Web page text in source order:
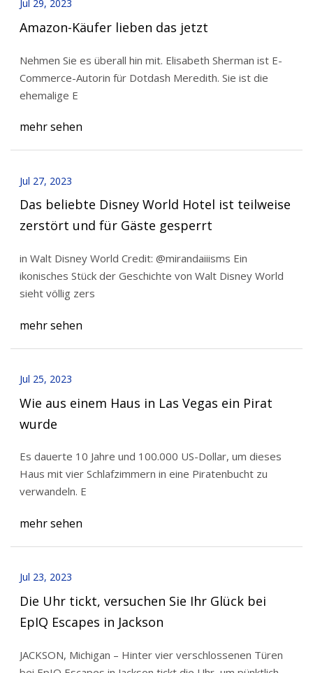
Jul 29, 2023
Amazon-Käufer lieben das jetzt
Nehmen Sie es überall hin mit. Elisabeth Sherman ist E-
Commerce-Autorin für Dotdash Meredith. Sie ist die
ehemalige E
mehr sehen
Jul 27, 2023
Das beliebte Disney World Hotel ist teilweise
zerstört und für Gäste gesperrt
in Walt Disney World Credit: @mirandaiiisms Ein
ikonisches Stück der Geschichte von Walt Disney World
sieht völlig zers
mehr sehen
Jul 25, 2023
Wie aus einem Haus in Las Vegas ein Pirat
wurde
Es dauerte 10 Jahre und 100.000 US-Dollar, um dieses
Haus mit vier Schlafzimmern in eine Piratenbucht zu
verwandeln. E
mehr sehen
Jul 23, 2023
Die Uhr tickt, versuchen Sie Ihr Glück bei
EpIQ Escapes in Jackson
JACKSON, Michigan – Hinter vier verschlossenen Türen